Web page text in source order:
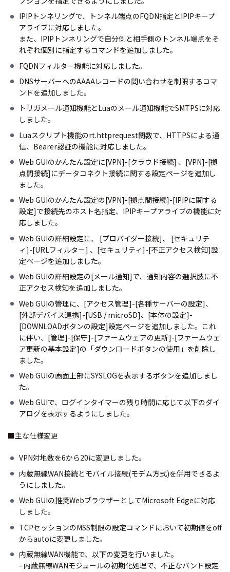
IPIPトンネリングで、トンネル端点のFQDN指定とIPIPキープ
アライブに対応しました。
また、IPIPトンネリングで自分側と相手側のトンネル端点をそ
れぞれ個別に指定するコマンドを追加しました。
FQDNフィルター機能に対応しました。
DNSサーバーへのAAAAレコードの問い合わせを制限するコマ
ンドを追加しました。
トリガメール通知機能とLuaのメール通知機能でSMTPSに対応
しました。
Luaスクリプト機能のrt.httprequest関数で、HTTPSによる通
信、Bearer認証の機能に対応しました。
Web GUIのかんたん設定に[VPN]-[クラウド接続] 、[VPN]-[拠
点間接続]にデータコネクト接続に関する設定ページを追加し
ました。
Web GUIのかんたん設定の[VPN]-[拠点間接続]-[IPIPに関する
設定]で接続先のホスト名指定、IPIPキープアライブの機能に対
応しました。
Web GUIの詳細設定に、 [プロバイダー接続]、 [セキュリテ
ィ]-[URLフィルター] 、[セキュリティ]-[不正アクセス検知]設
定ページを追加しました。
Web GUIの詳細設定の[メール通知]で、通知内容の選択肢に不
正アクセス検知を追加しました。
Web GUIの管理に、[アクセス管理]-[各種サーバーの設定]、
[外部デバイス連携]-[USB / microSD]、[本体の設定]-
[DOWNLOADボタンの設定]設定ページを追加しました。これ
に伴い、[管理]-[保守]-[ファームウェアの更新]-[ファームウェ
ア更新の基本設定]の「ダウンロードボタンの使用」を削除し
ました。
Web GUIの画面上部にSYSLOGを表示するボタンを追加しまし
た。
Web GUIで、ログインタイマーの残り時間に応じて以下のダイ
アログを表示するようにしました。
■主な仕様変更
VPN対地数を6から20に変更しました。
内蔵無線WAN接続とモバイル接続(モデム方式)を併用できるよ
うにしました。
Web GUIの推奨WebブラウザーとしてMicrosoft Edgeに対応
しました。
TCPセッションのMSS制限の設定コマンドにおいて初期値をoff
からautoに変更しました。
内蔵無線WAN機能で、以下の変更を行いました。
- 内蔵無線WANモジュールの初期化処理で、不正なバンド設定